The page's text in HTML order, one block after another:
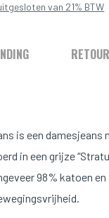
van 21% BTW
is een damesjeans
in een grijze
98% katoen